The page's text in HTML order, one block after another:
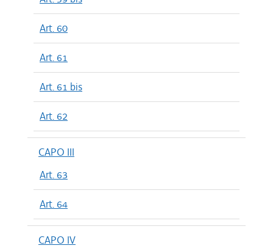
Art. 60
Art. 61
Art. 61 bis
Art. 62
CAPO III
Art. 63
Art. 64
CAPO IV